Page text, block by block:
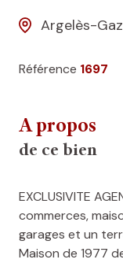
Argelès-
Référence 1697
A propos
de ce bien
EXCLUSIVITE
commerces,
garages et un
Maison de 1977